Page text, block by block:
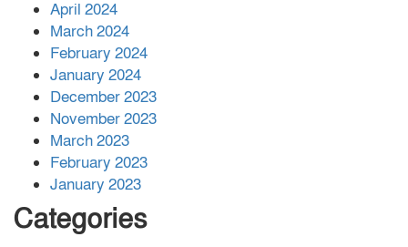
April 2024
March 2024
February 2024
January 2024
December 2023
November 2023
March 2023
February 2023
January 2023
Categories